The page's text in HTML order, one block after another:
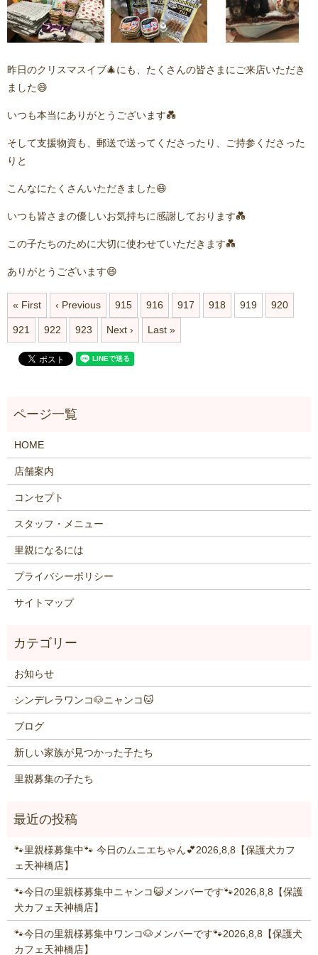
昨日のクリスマスイブ🎄にも、たくさんの皆さまにご来店いただき
ました😄
いつも本当にありがとうございます💑
そして支援物資も、郵送で送ってくださったり、ご持参くださった
りと
こんなにたくさんいただきました😄
いつも皆さまの優しいお気持ちに感謝しております💑
この子たちのために大切に使わせていただきます💑
ありがとうございます😄
« First ‹ Previous 915 916 917 918 919 920
921 922 923 Next › Last »
HOME
店舗案内
コンセプト
スタッフ・メニュー
里親になるには
プライバシーポリシー
サイトマップ
お知らせ
シンデレラワンコ🐶ニャンコ🐱
ブログ
新しい家族が見つかった子たち
里親募集の子たち
🐾里親様募集中🐾 今日のムニエちゃん💕2026,8,8【保護犬カフ
ェ天神橋店】
🐾今日の里親様募集中ニャンコ😺メンバーです🐾2026,8,8【保護
犬カフェ天神橋店】
🐾今日の里親様募集中ワンコ🐶メンバーです🐾2026,8,8【保護犬
カフェ天神橋店】